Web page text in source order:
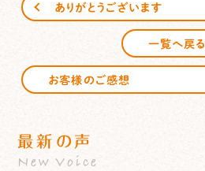
ありがとうございます
一覧へ戻る
お客様のご感想
最新の声
New Voice